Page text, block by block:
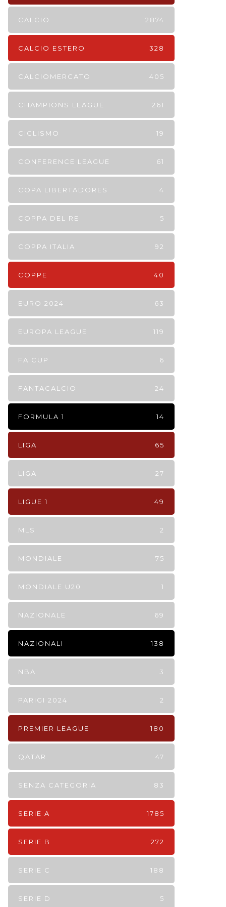
CALCIO 2874
CALCIO ESTERO 328
CALCIOMERCATO 405
CHAMPIONS LEAGUE 261
CICLISMO 19
CONFERENCE LEAGUE 61
COPA LIBERTADORES 4
COPPA DEL RE 5
COPPA ITALIA 92
COPPE 40
EURO 2024 63
EUROPA LEAGUE 119
FA CUP 6
FANTACALCIO 24
FORMULA 1 14
LIGA 65
LIGA 27
LIGUE 1 49
MLS 2
MONDIALE 75
MONDIALE U20 1
NAZIONALE 69
NAZIONALI 138
NBA 3
PARIGI 2024 2
PREMIER LEAGUE 180
QATAR 47
SENZA CATEGORIA 83
SERIE A 1785
SERIE B 272
SERIE C 188
SERIE D 5